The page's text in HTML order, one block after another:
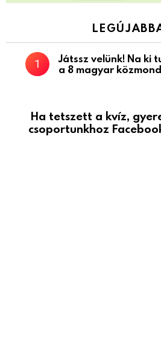
Játssz velünk! Na ki
a 8 magyar
Ha tetszett a kvíz,
csoportunkhoz